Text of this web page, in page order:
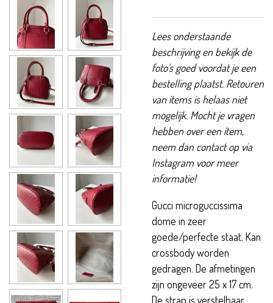
Lees onderstaande
beschrijving en bekijk de
foto's goed voordat je een
bestelling plaatst. Retouren
van items is helaas niet
mogelijk. Mocht je vragen
hebben over een item,
neem dan contact op via
Instagram voor meer
informatie!
Gucci microguccissima
dome in zeer
goede/perfecte staat. Kan
crossbody worden
gedragen. De afmetingen
zijn ongeveer 25 x 17 cm.
De strap is verstelbaar.